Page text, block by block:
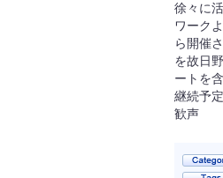
徐々に
ワーク
ら開催
を故日
ートを
継続予
歓声